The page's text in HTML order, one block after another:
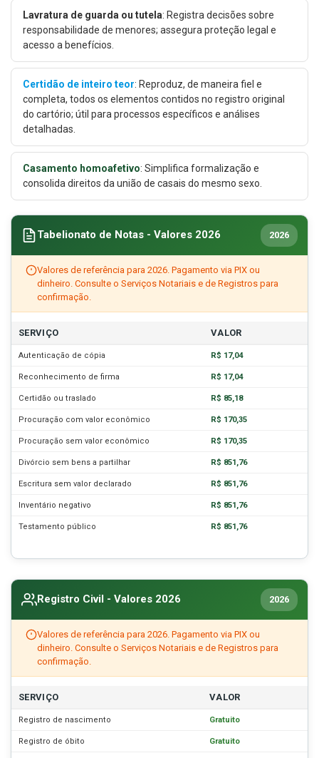
Lavratura de guarda ou tutela: Registra decisões sobre
responsabilidade de menores; assegura proteção legal e
acesso a benefícios.
Certidão de inteiro teor: Reproduz, de maneira fiel e
completa, todos os elementos contidos no registro original
do cartório; útil para processos específicos e análises
detalhadas.
Casamento homoafetivo: Simplifica formalização e
consolida direitos da união de casais do mesmo sexo.
Tabelionato de Notas - Valores 2026 2026
Valores de referência para 2026. Pagamento via PIX ou
dinheiro. Consulte o Serviços Notariais e de Registros para
confirmação.
SERVIÇO VALOR
Autenticação de cópia R$ 17,04
Reconhecimento de firma R$ 17,04
Certidão ou traslado R$ 85,18
Procuração com valor econômico R$ 170,35
Procuração sem valor econômico R$ 170,35
Divórcio sem bens a partilhar R$ 851,76
Escritura sem valor declarado R$ 851,76
Inventário negativo R$ 851,76
Testamento público R$ 851,76
Registro Civil - Valores 2026 2026
Valores de referência para 2026. Pagamento via PIX ou
dinheiro. Consulte o Serviços Notariais e de Registros para
confirmação.
SERVIÇO VALOR
Registro de nascimento Gratuito
Registro de óbito Gratuito